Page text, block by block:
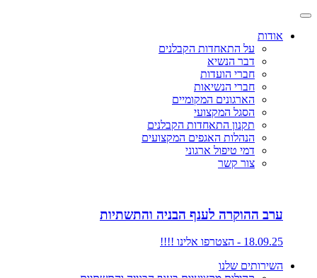
אודות
על התאחדות הקבלנים
דבר הנשיא
חברי הועדות
חברי הנשיאות
הארגונים המקומיים
הסגל המקצועי
תקנון התאחדות הקבלנים
הנהלות האגפים המקצועים
דמי טיפול ארגוני
צור קשר
ערב ההוקרה לענף הבניה והתשתיות
18.09.25 - הצטרפו אלינו !!!!
השירותים שלנו